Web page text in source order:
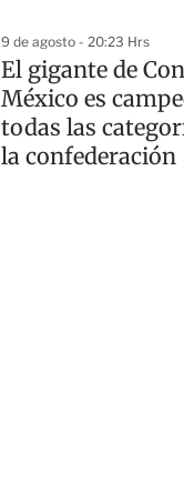
9 de agosto - 20:23 Hrs
El gigante de
México es
todas las
la confederación